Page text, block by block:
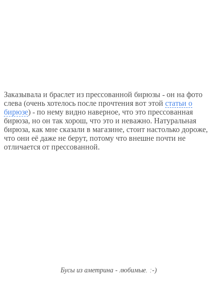
Заказывала и браслет из прессованной бирюзы - он на фото
слева (очень хотелось после прочтения вот этой статьи о
бирюзе) - по нему видно наверное, что это прессованная
бирюза, но он так хорош, что это и неважно. Натуральная
бирюза, как мне сказали в магазине, стоит настолько дороже,
что они её даже не берут, потому что внешне почти не
отличается от прессованной.
Бусы из аметрина - любимые. :-)